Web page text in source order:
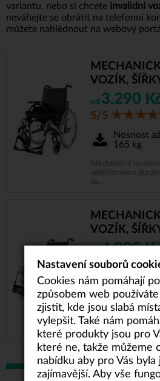
variantu, nebo si chcete invalidní
neváhejte se obrátit na telefonní
můžete nahlédnout na webový
VOZÍK,
od 3.290
5/5
Nosnost až
165 kg
Mechanický
odlehčenému
na...
VOZÍK,
4.290
5/5
Nosnost
180 kg
Odlehčený duralový
s vyztuženým
tuhosti při...
Nastavení souborů
Cookies nám pomáhají
způsobem web
zjistit, kde jsou slabá
vylepšit. Také nám
které produkty jsou pro
které ne, takže můžeme
nabídku aby pro Vás byla
zajímavější. Aby vše